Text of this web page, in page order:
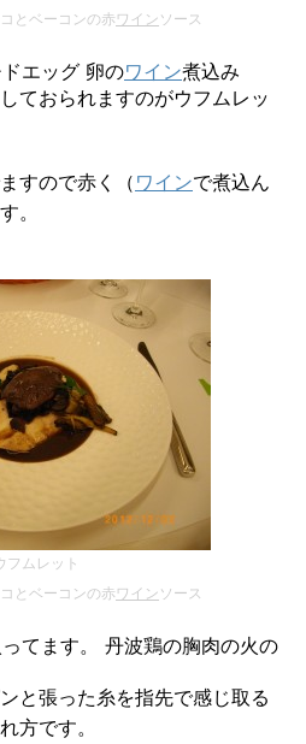
とベーコンの赤 ワイン ソース
エッグ 卵のワイン煮込み
ておられますのがウフムレッ
すので赤く（ ワインで煮込ん
。
フムレット
とベーコンの赤 ワイン ソース
てます。 丹波鶏の胸肉の火の
と張った糸を指先で感じ取る
方です。